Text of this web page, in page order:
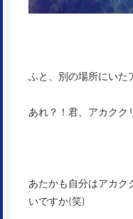
ふと、別の場所にい
あれ？！君、アカクク
あたかも自分はアカク
いですか(笑)